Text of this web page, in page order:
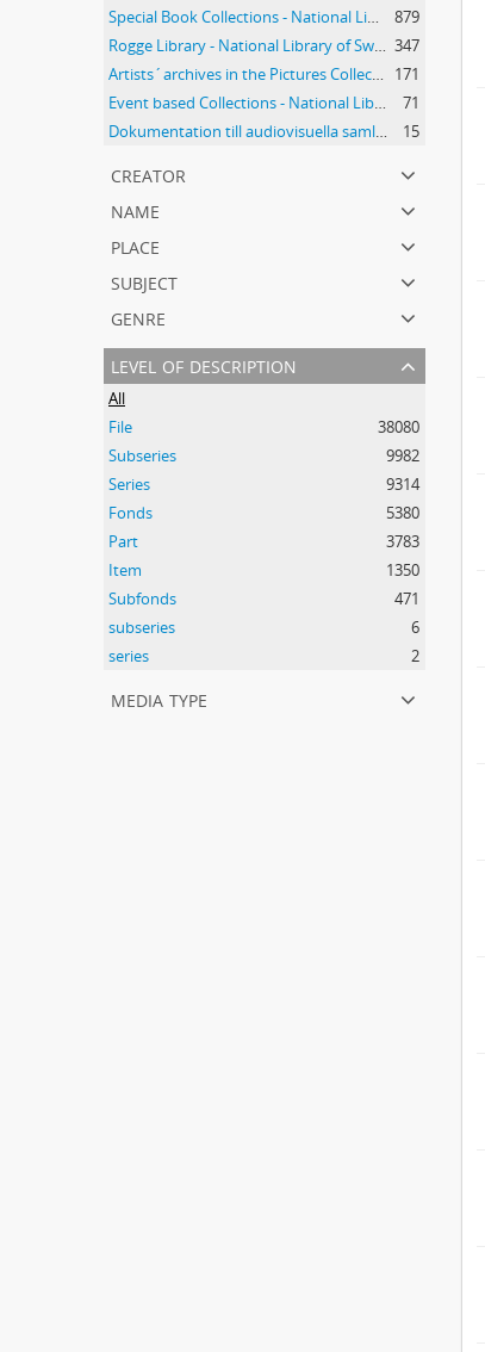
Special Book Collections - National Library of Sweden
879
Rogge Library - National Library of Sweden 347
Artists´archives in the Pictures Collection - National Library of Sweden
171
Event based Collections - National Library of Sweden
71
Dokumentation till audiovisuella samlingar - Kungliga biblioteket
15
creator
name
place
subject
genre
level of description
All
File
38080
Subseries
9982
Series
9314
Fonds
5380
Part
3783
Item
1350
Subfonds
471
subseries
6
series
2
media type